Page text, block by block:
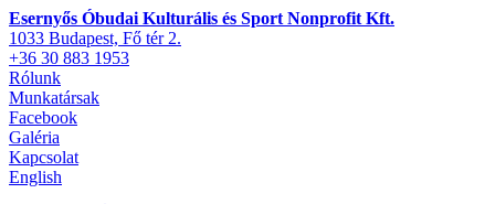
Esernyős Óbudai Kulturális és Sport Nonprofit Kft.
1033 Budapest, Fő tér 2.
+36 30 883 1953
Rólunk
Munkatársak
Facebook
Galéria
Kapcsolat
English